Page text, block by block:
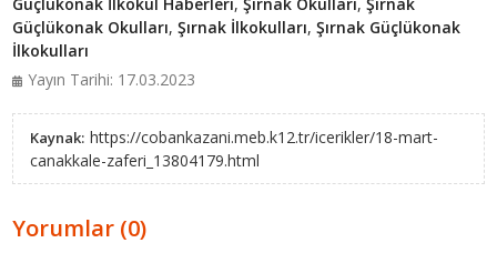
Güçlükonak Okulları,Şırnak İlkokulları,Şırnak Güçlükonak
İlkokulları
Yayın Tarihi: 17.03.2023
Kaynak: https://cobankazani.meb.k12.tr/icerikler/18-mart-
canakkale-zaferi_13804179.html
Yorumlar (0)